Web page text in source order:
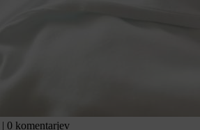
| 0 komentarjev